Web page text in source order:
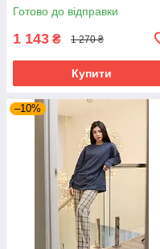
Готово до відправки
1 143 ₴ 1 270 ₴
Купити
–10%